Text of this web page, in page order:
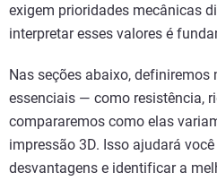
exigem prioridades mecânicas
interpretar esses valores é
Nas seções abaixo, definiremos
essenciais — como resistência,
compararemos como elas
impressão 3D. Isso ajudará
desvantagens e identificar a